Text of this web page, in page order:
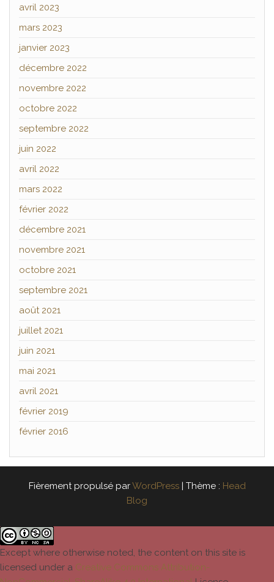
avril 2023
mars 2023
janvier 2023
décembre 2022
novembre 2022
octobre 2022
septembre 2022
juin 2022
avril 2022
mars 2022
février 2022
décembre 2021
novembre 2021
octobre 2021
septembre 2021
août 2021
juillet 2021
juin 2021
mai 2021
avril 2021
février 2019
février 2016
Fièrement propulsé parWordPress | Thème : Head
Blog
Except where otherwise noted, the content on this site is
licensed under a Creative Commons Attribution-